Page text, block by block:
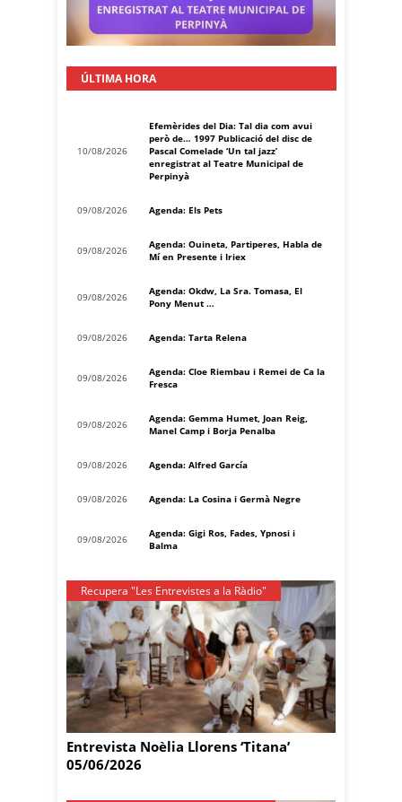
ÚLTIMA HORA
10/08/2026
Efemèrides del Dia: Tal dia com avui
però de… 1997 Publicació del disc de
Pascal Comelade ‘Un tal jazz’
enregistrat al Teatre Municipal de
Perpinyà
09/08/2026 Agenda: Els Pets
09/08/2026
Agenda: Ouineta, Partiperes, Habla de
Mí en Presente i Iriex
09/08/2026
Agenda: Okdw, La Sra. Tomasa, El
Pony Menut …
09/08/2026 Agenda: Tarta Relena
09/08/2026
Agenda: Cloe Riembau i Remei de Ca la
Fresca
09/08/2026
Agenda: Gemma Humet, Joan Reig,
Manel Camp i Borja Penalba
09/08/2026 Agenda: Alfred García
09/08/2026 Agenda: La Cosina i Germà Negre
09/08/2026
Agenda: Gigi Ros, Fades, Ypnosi i
Balma
Recupera "Les Entrevistes a la Ràdio"
Entrevista Noèlia Llorens ‘Titana’
05/06/2026